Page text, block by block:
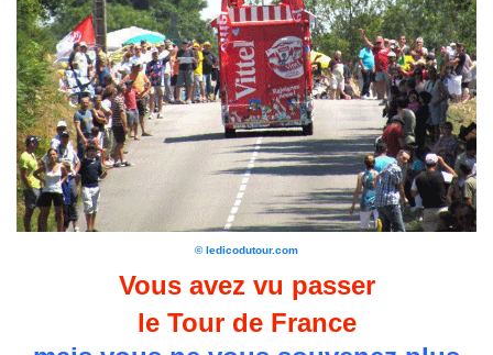
© ledicodutour.com
Vous avez vu passer
le Tour de France